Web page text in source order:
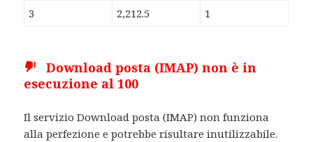
3 2,212.5 1
Download posta (IMAP) non è in
esecuzione al 100
Il servizio Download posta (IMAP) non funziona
alla perfezione e potrebbe risultare inutilizzabile.